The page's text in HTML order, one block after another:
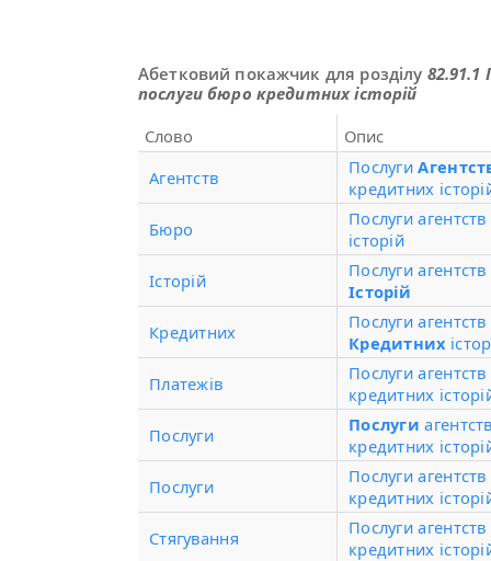
Абетковий покажчик для розділу
послуги бюро кредитних історій
Слово
Опис
Агентств
Послуги
кредитних
Бюро
Послуги
історій
Історій
Послуги
Історій
Кредитних
Послуги
Кредитних
Платежів
Послуги
кредитних
Послуги
Послуги
кредитних
Послуги
Послуги
кредитних
Стягування
Послуги
кредитних